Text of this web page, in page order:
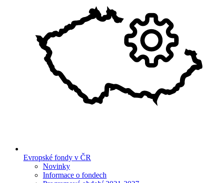
Evropské fondy v ČR
Novinky
Informace o fondech